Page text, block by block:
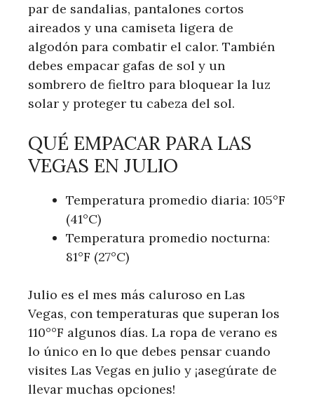
par de sandalias, pantalones cortos
aireados y una camiseta ligera de
algodón para combatir el calor. También
debes empacar gafas de sol y un
sombrero de fieltro para bloquear la luz
solar y proteger tu cabeza del sol.
QUÉ EMPACAR PARA LAS
VEGAS EN JULIO
Temperatura promedio diaria: 105°F
(41°C)
Temperatura promedio nocturna:
81°F (27°C)
Julio es el mes más caluroso en Las
Vegas, con temperaturas que superan los
110°°F algunos días. La ropa de verano es
lo único en lo que debes pensar cuando
visites Las Vegas en julio y ¡asegúrate de
llevar muchas opciones!